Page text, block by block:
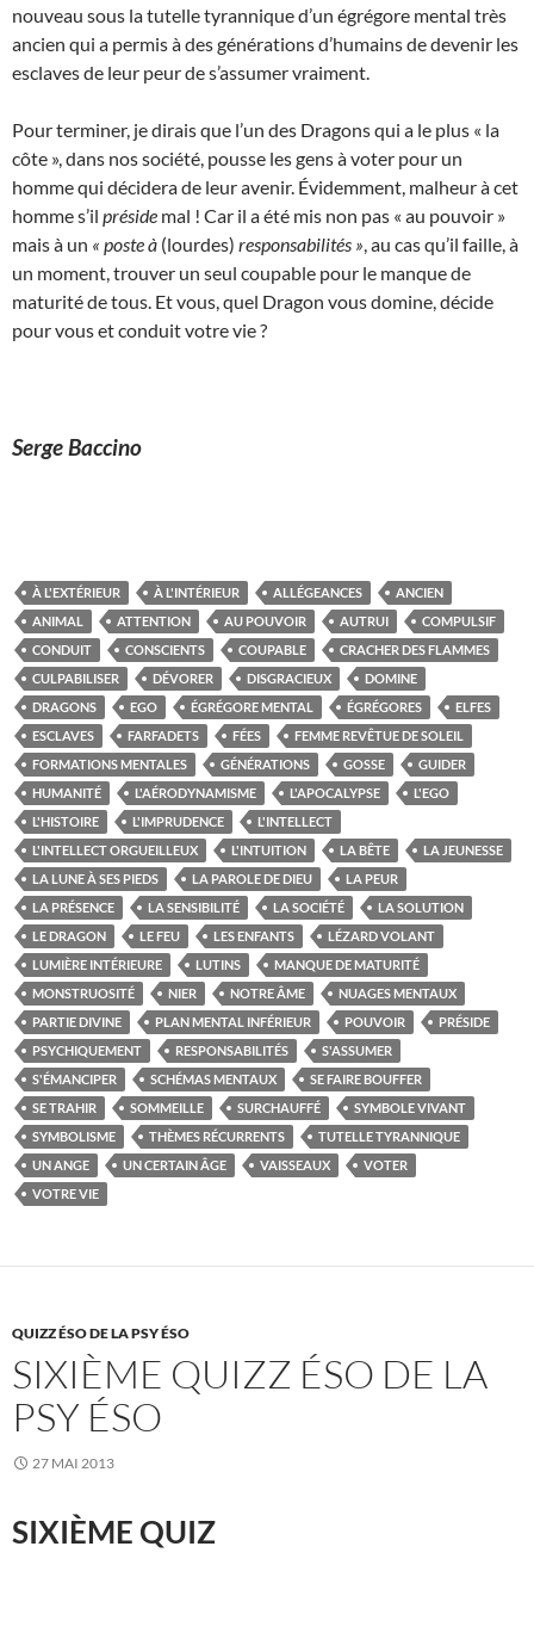
nouveau sous la tutelle tyrannique d’un égrégore mental très
ancien qui a permis à des générations d’humains de devenir les
esclaves de leur peur de s’assumer vraiment.
Pour terminer, je dirais que l’un des Dragons qui a le plus « la
côte », dans nos société, pousse les gens à voter pour un
homme qui décidera de leur avenir. Évidemment, malheur à cet
homme s’il préside mal ! Car il a été mis non pas « au pouvoir »
mais à un « poste à (lourdes) responsabilités » , au cas qu’il faille, à
un moment, trouver un seul coupable pour le manque de
maturité de tous. Et vous, quel Dragon vous domine, décide
pour vous et conduit votre vie ?
Serge Baccino
À L'EXTÉRIEUR À L'INTÉRIEUR ALLÉGEANCES
ANCIEN
ANIMAL
ATTENTION AU POUVOIR AUTRUI
COMPULSIF
CONDUIT
CONSCIENTS COUPABLE
CRACHER DES FLAMMES
CULPABILISER
DÉVORER DISGRACIEUX
DOMINE
DRAGONS
EGO ÉGRÉGORE MENTAL ÉGRÉGORES
ELFES
ESCLAVES
FARFADETS FÉES
FEMME REVÊTUE DE SOLEIL
FORMATIONS MENTALES
GÉNÉRATIONS GOSSE
GUIDER
HUMANITÉ
L'AÉRODYNAMISME L'APOCALYPSE
L'EGO
L'HISTOIRE
L'IMPRUDENCE
L'INTELLECT
L'INTELLECT ORGUEILLEUX
L'INTUITION LA BÊTE
LA JEUNESSE
LA LUNE À SES PIEDS
LA PAROLE DE DIEU
LA PEUR
LA PRÉSENCE
LA SENSIBILITÉ LA SOCIÉTÉ
LA SOLUTION
LE DRAGON
LE FEU LES ENFANTS
LÉZARD VOLANT
LUMIÈRE INTÉRIEURE
LUTINS
MANQUE DE MATURITÉ
MONSTRUOSITÉ
NIER NOTRE ÂME
NUAGES MENTAUX
PARTIE DIVINE
PLAN MENTAL INFÉRIEUR POUVOIR
PRÉSIDE
PSYCHIQUEMENT
RESPONSABILITÉS
S'ASSUMER
S'ÉMANCIPER
SCHÉMAS MENTAUX
SE FAIRE BOUFFER
SE TRAHIR
SOMMEILLE SURCHAUFFÉ
SYMBOLE VIVANT
SYMBOLISME
THÈMES RÉCURRENTS
TUTELLE TYRANNIQUE
UN ANGE
UN CERTAIN ÂGE VAISSEAUX
VOTER
VOTRE VIE
QUIZZ ÉSO DE LA PSY ÉSO
SIXIÈME QUIZZ ÉSO DE LA
PSY ÉSO
27 MAI 2013
SIXIÈME QUIZ